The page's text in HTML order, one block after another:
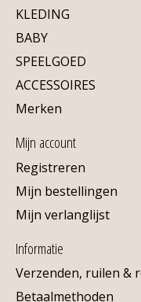
KLEDING
BABY
SPEELGOED
ACCESSOIRES
Merken
Mijn account
Registreren
Mijn bestellingen
Mijn verlanglijst
Informatie
Verzenden, ruilen &
Betaalmethoden